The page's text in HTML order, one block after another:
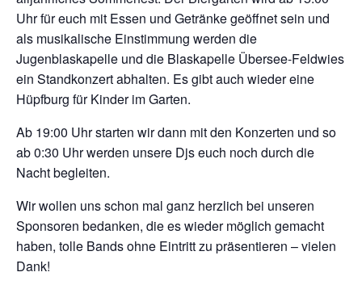
Uhr für euch mit Essen und Getränke geöffnet sein und
als musikalische Einstimmung werden die
Jugenblaskapelle und die Blaskapelle Übersee-Feldwies
ein Standkonzert abhalten. Es gibt auch wieder eine
Hüpfburg für Kinder im Garten.
Ab 19:00 Uhr starten wir dann mit den Konzerten und so
ab 0:30 Uhr werden unsere Djs euch noch durch die
Nacht begleiten.
Wir wollen uns schon mal ganz herzlich bei unseren
Sponsoren bedanken, die es wieder möglich gemacht
haben, tolle Bands ohne Eintritt zu präsentieren – vielen
Dank!